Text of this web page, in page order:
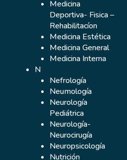
Medicina
Deportiva- Fisica –
Rehabilitacíon
Medicina Estética
Medicina General
Medicina Interna
N
Nefrología
Neumología
Neurología
Pediátrica
Neurología-
Neurocirugía
Neuropsicología
Nutrición